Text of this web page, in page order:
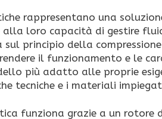
rappresentano una
loro capacità di gestire
principio della
il funzionamento e le
più adatto alle proprie
tecniche e i materiali
funziona grazie a un